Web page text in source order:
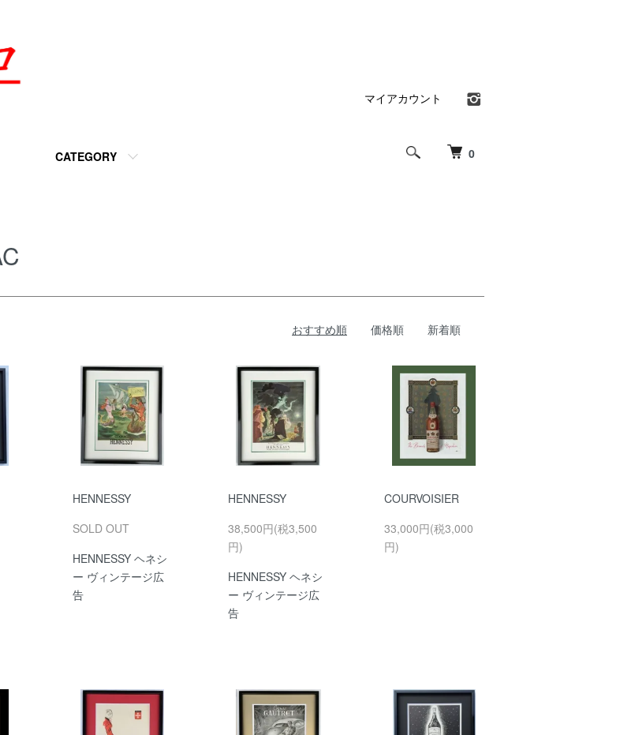
0
CATEGORY
マイアカウント
おすすめ順 価格順 新着順
HENNESSY
SOLD OUT
HENNESSY ヘネシ
ー ヴィンテージ広
告
HENNESSY
38,500円(税3,500
円)
HENNESSY ヘネシ
ー ヴィンテージ広
告
COURVOISIER
33,000円(税3,000
円)